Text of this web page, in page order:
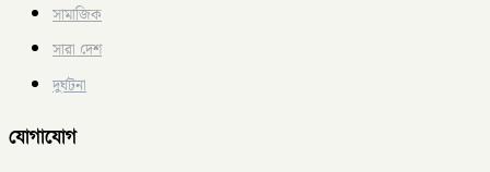
সামাজিক
সারা দেশ
দুর্ঘটনা
যোগাযোগ